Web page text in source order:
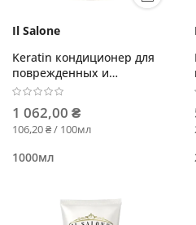
Il Salone
Keratin кондиционер для
поврежденных и
ослабленных волос
1 062,00 ₴
106,20 ₴ / 100мл
1000мл